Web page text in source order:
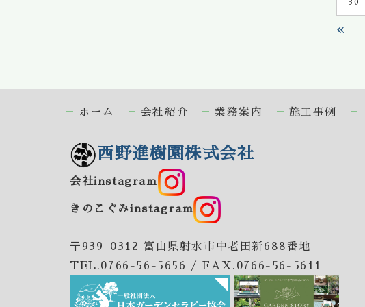
30
«
ホーム 会社紹介 業務案内 施工事例
西野進樹園株式会社
会社instagram
きのこぐみinstagram
〒939-0312 富山県射水市中老田新688番地
TEL.0766-56-5656 / FAX.0766-56-5611